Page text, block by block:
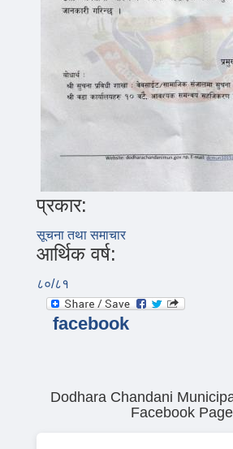
प्रकार:
सूचना तथा समाचार
आर्थिक वर्ष:
८०/८१
facebook
Dodhara Chandani
Facebook Page